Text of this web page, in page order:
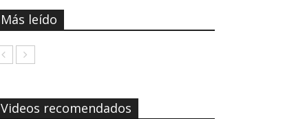
Más leído
Videos recomendados